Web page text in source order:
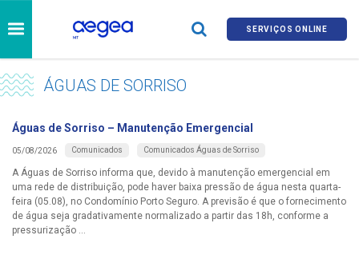
SERVIÇOS ONLINE
ÁGUAS DE SORRISO
Águas de Sorriso – Manutenção Emergencial
05/08/2026 Comunicados Comunicados Águas de Sorriso
A Águas de Sorriso informa que, devido à manutenção emergencial em
uma rede de distribuição, pode haver baixa pressão de água nesta quarta-
feira (05.08), no Condomínio Porto Seguro. A previsão é que o fornecimento
de água seja gradativamente normalizado a partir das 18h, conforme a
pressurização ...